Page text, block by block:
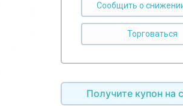
Сообщить о
Получите купон на